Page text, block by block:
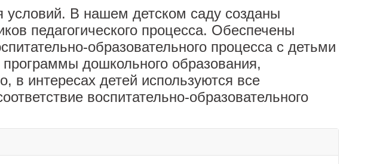
условий. В нашем детском саду созданы
педагогического процесса. Обеспечены
образовательного процесса с детьми
дошкольного образования,
в интересах детей используются все
воспитательно-образовательного